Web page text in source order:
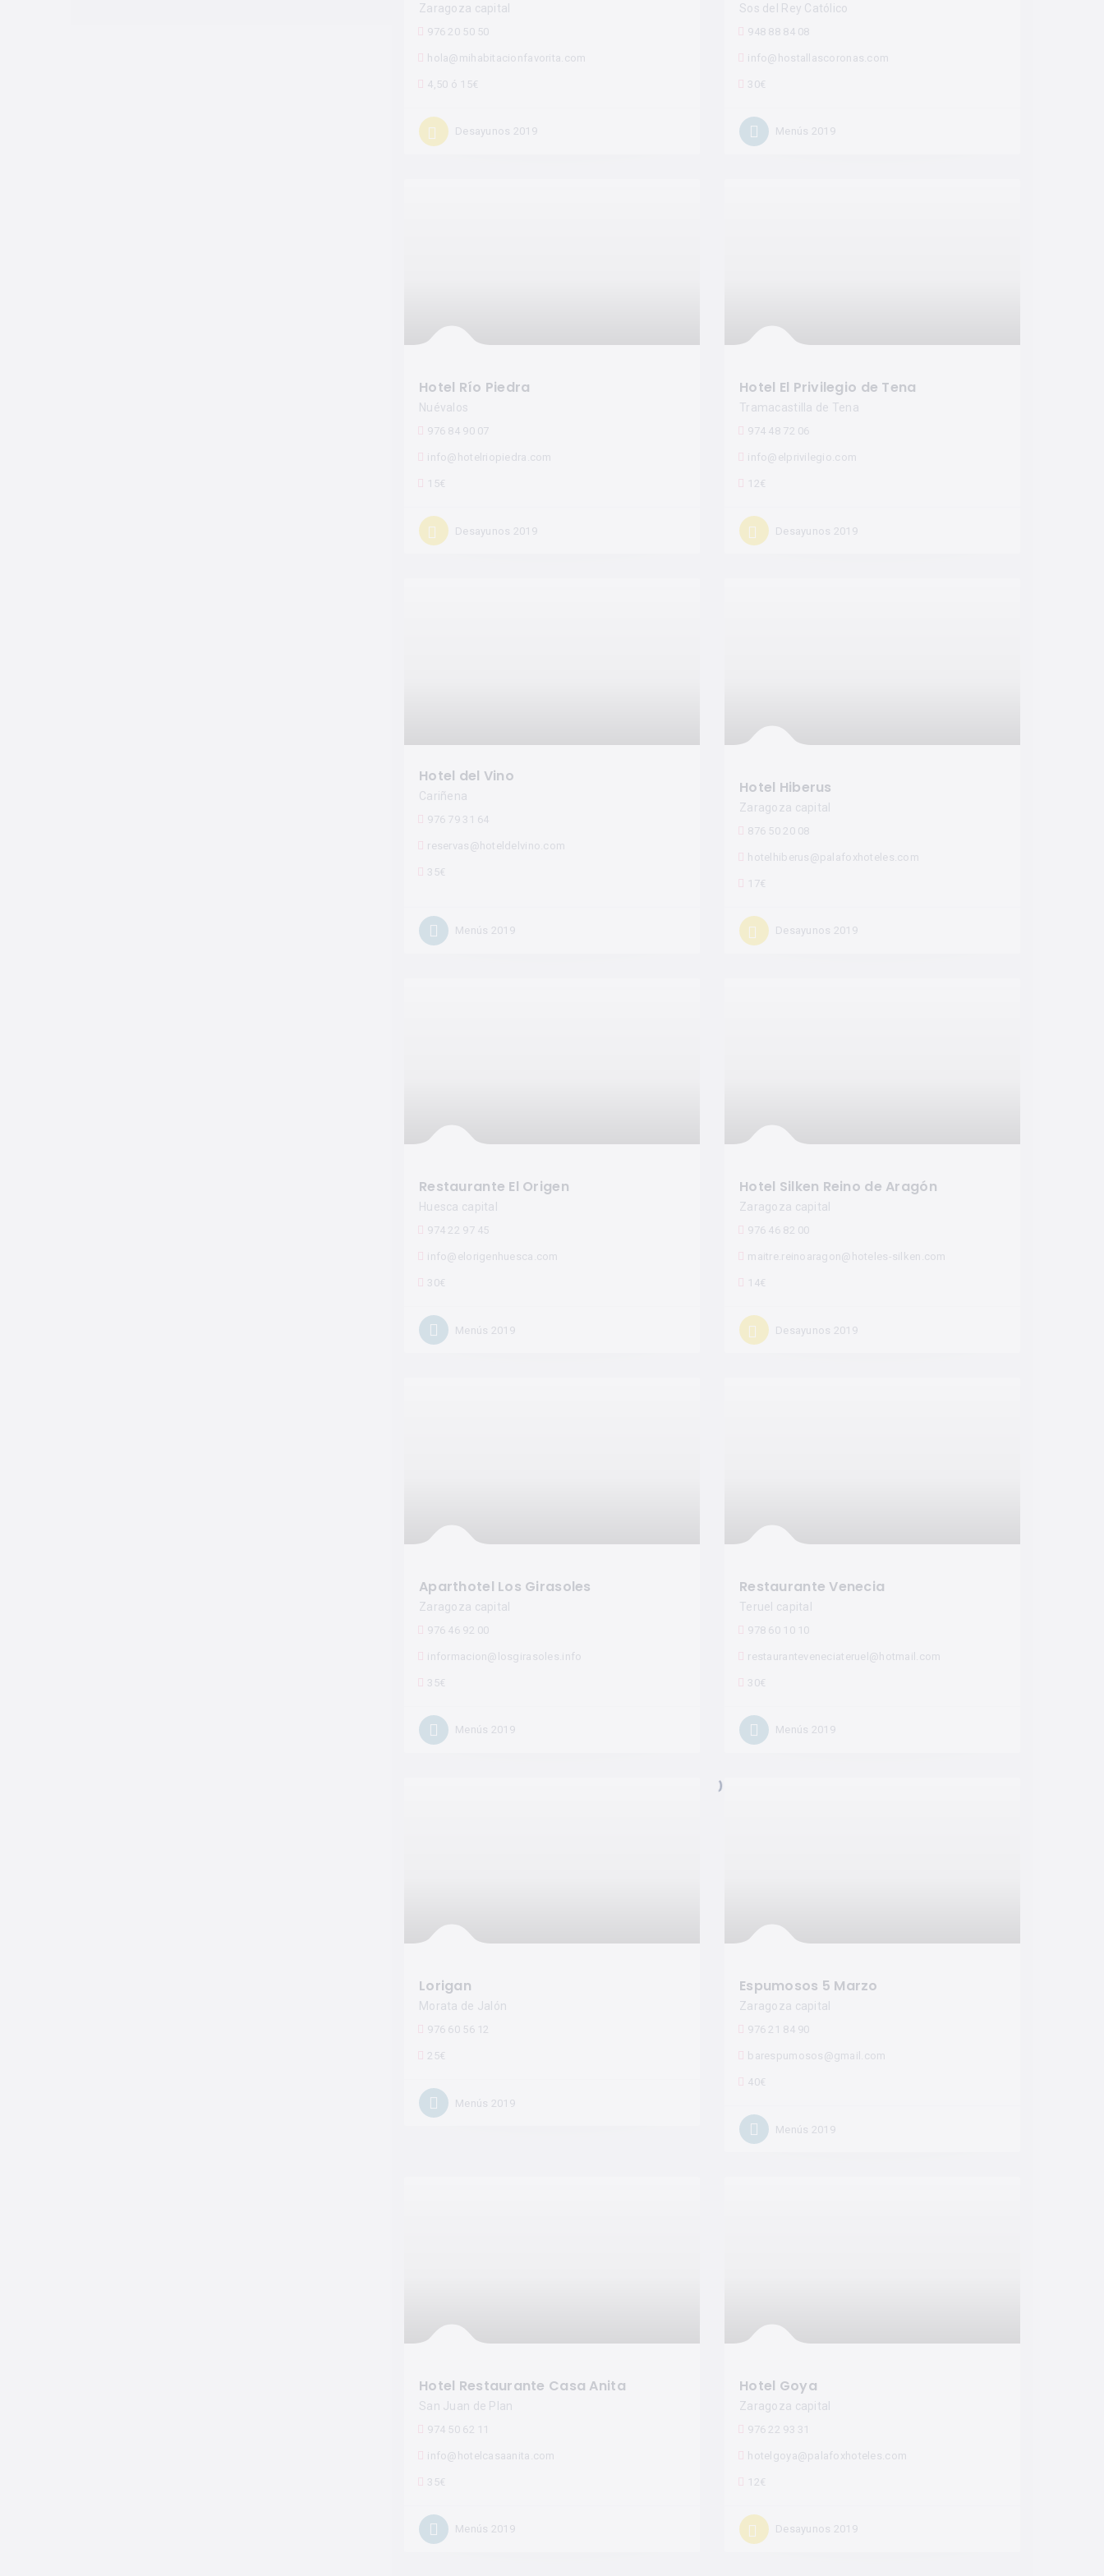
Zaragoza capital
976 20 50 50
hola@mihabitacionfavorita.com
4,50 ó 15€
Desayunos 2019
Sos del Rey Católico
948 88 84 08
info@hostallascoronas.com
30€
Menús 2019
Hotel Río Piedra
Nuévalos
976 84 90 07
info@hotelriopiedra.com
15€
Desayunos 2019
Hotel El Privilegio de Tena
Tramacastilla de Tena
974 48 72 06
info@elprivilegio.com
12€
Desayunos 2019
Hotel del Vino
Cariñena
976 79 31 64
reservas@hoteldelvino.com
35€
Menús 2019
Hotel Hiberus
Zaragoza capital
876 50 20 08
hotelhiberus@palafoxhoteles.com
17€
Desayunos 2019
Restaurante El Origen
Huesca capital
974 22 97 45
info@elorigenhuesca.com
30€
Menús 2019
Hotel Silken Reino de Aragón
Zaragoza capital
976 46 82 00
maitre.reinoaragon@hoteles-silken.com
14€
Desayunos 2019
Aparthotel Los Girasoles
Zaragoza capital
976 46 92 00
informacion@losgirasoles.info
35€
Menús 2019
Restaurante Venecia
Teruel capital
978 60 10 10
restauranteveneciateruel@hotmail.com
30€
Menús 2019
Lorigan
Morata de Jalón
976 60 56 12
25€
Menús 2019
Espumosos 5 Marzo
Zaragoza capital
976 21 84 90
barespumosos@gmail.com
40€
Menús 2019
Hotel Restaurante Casa Anita
San Juan de Plan
974 50 62 11
info@hotelcasaanita.com
35€
Menús 2019
Hotel Goya
Zaragoza capital
976 22 93 31
hotelgoya@palafoxhoteles.com
12€
Desayunos 2019